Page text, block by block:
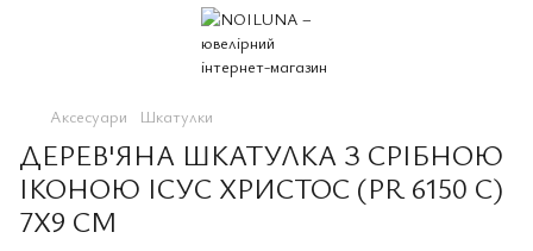
Аксесуари Шкатулки
ДЕРЕВ'ЯНА ШКАТУЛКА З СРІБНОЮ
ІКОНОЮ ІСУС ХРИСТОС (PR 6150 C)
7X9 СМ